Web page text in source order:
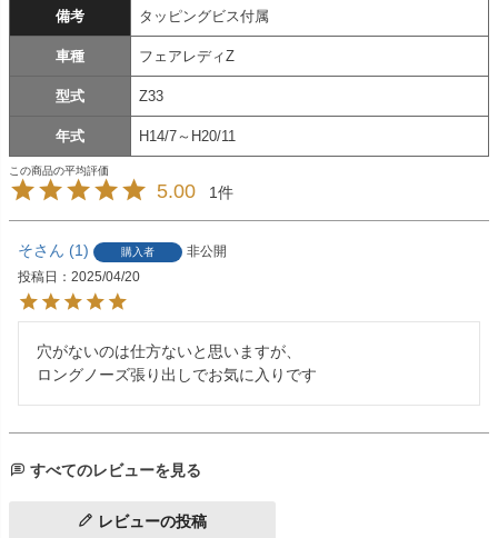
備考 タッピングビス付属
車種 フェアレディZ
型式 Z33
年式 H14/7～H20/11
5.00 1
そ 1 購入者
非公開
投稿日
2025/04/20
穴がないのは仕方ないと思いますが、
ロングノーズ張り出しでお気に入りです
すべてのレビューを見る
レビューの投稿